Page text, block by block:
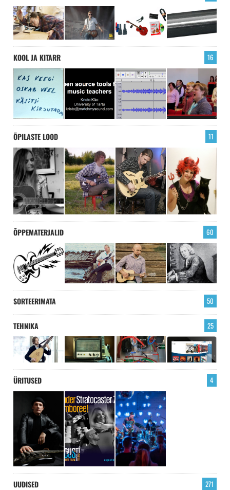
KOOL JA KITARR 16
ÕPILASTE LOOD 11
ÕPPEMATERJALID 60
SORTEERIMATA 50
TEHNIKA 25
ÜRITUSED 4
UUDISED 271